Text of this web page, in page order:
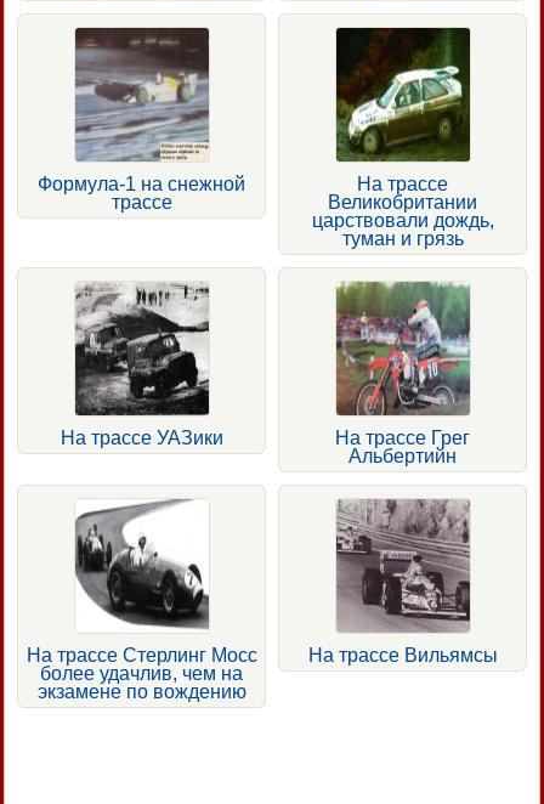
Формула-1 на снежной
трассе
На трассе
Великобритании
царствовали дождь,
туман и грязь
На трассе УАЗики
На трассе Грег
Альбертийн
На трассе Стерлинг Мосс
более удачлив, чем на
экзамене по вождению
На трассе Вильямсы